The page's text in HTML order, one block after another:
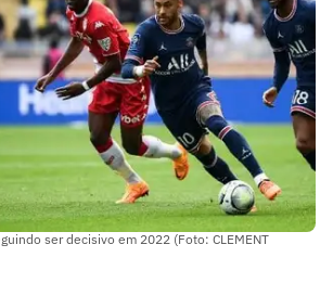
ser decisivo em 2022 (Foto: CLEMENT